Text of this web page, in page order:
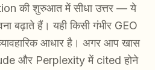
की शुरुआत में सीधा उत्तर — ये
बढ़ाते हैं। यही किसी गंभीर GEO
आधार है। अगर आप खास
और Perplexity में cited होने